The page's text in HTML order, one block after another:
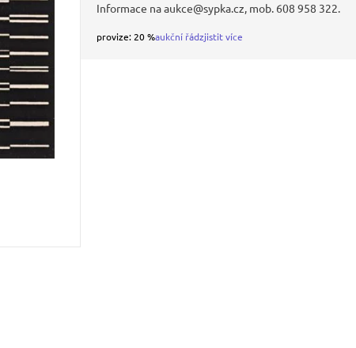
Informace na aukce@sypka.cz, mob. 608 958 322.
provize: 20 %aukční řádzjistit více